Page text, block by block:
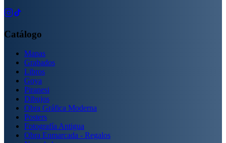
Catálogo
Mapas
Grabados
Libros
Goya
Piranesi
Dibujos
Obra Gráfica Moderna
Posters
Fotografía Antigua
Obra Enmarcada - Regalos